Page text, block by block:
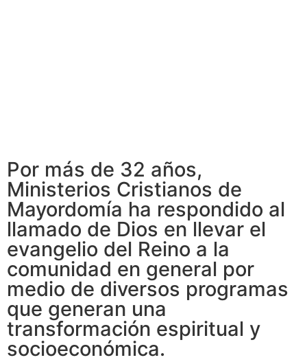
Por más de 32 años,
Ministerios Cristianos de
Mayordomía ha respondido al
llamado de Dios en llevar el
evangelio del Reino a la
comunidad en general por
medio de diversos programas
que generan una
transformación espiritual y
socioeconómica.